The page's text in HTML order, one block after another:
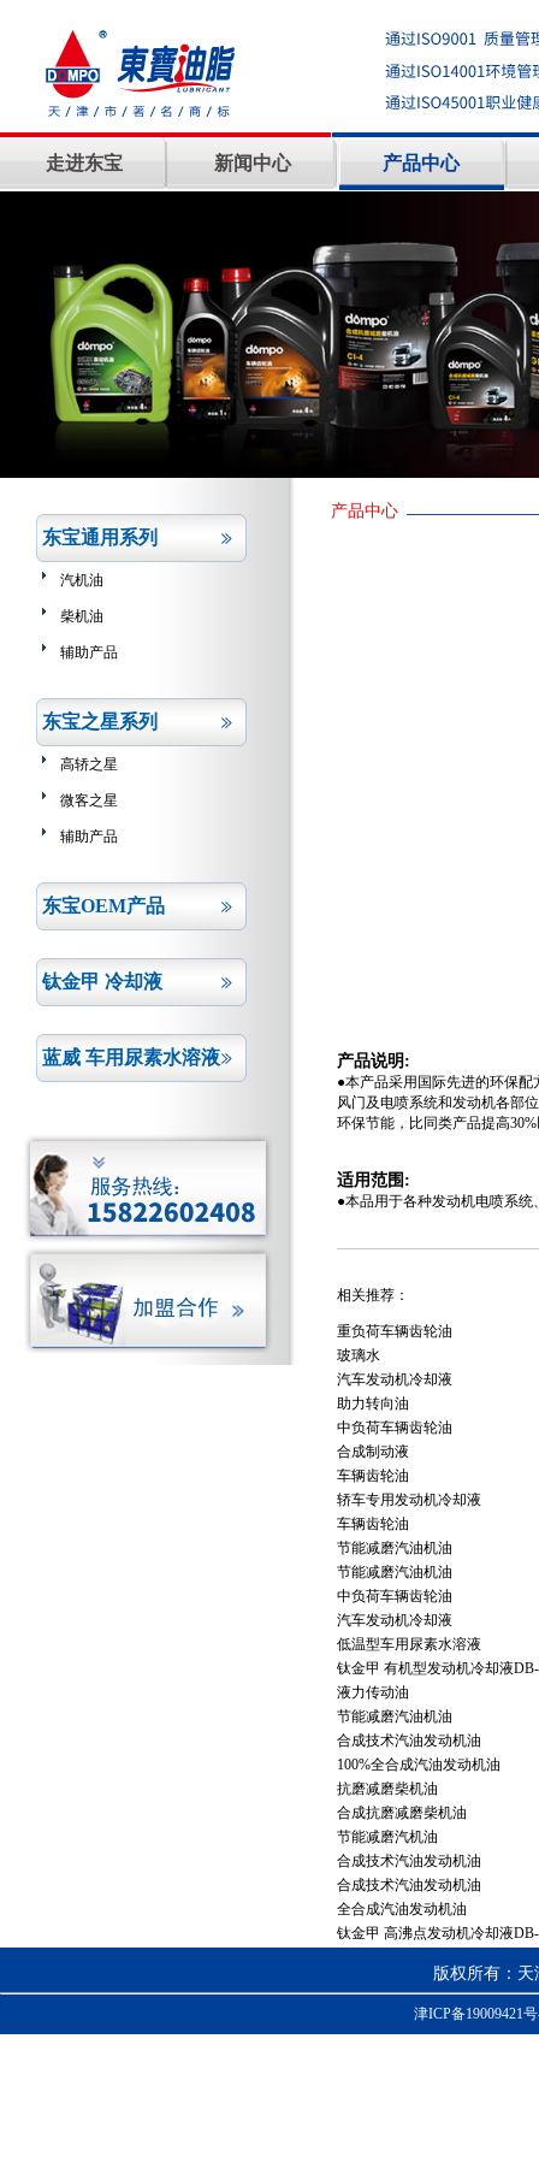
走进东宝 新闻中心 产品中心
东宝通用系列
汽机油
柴机油
辅助产品
东宝之星系列
高轿之星
微客之星
辅助产品
东宝OEM产品
钛金甲 冷却液
蓝威 车用尿素水溶液
产品中心
产品说明 :
●本产品采用国际先进的环保
风门及电喷系统和发动机各部
环保节能，比同类产品提高
适用范围:
●本品用于各种发动机电喷系
相关推荐：
重负荷车辆齿轮油
玻璃水
汽车发动机冷却液
助力转向油
中负荷车辆齿轮油
合成制动液
车辆齿轮油
轿车专用发动机冷却液
车辆齿轮油
节能减磨汽油机油
节能减磨汽油机油
中负荷车辆齿轮油
汽车发动机冷却液
低温型车用尿素水溶液
钛金甲 有机型发动机冷却液
液力传动油
节能减磨汽油机油
合成技术汽油发动机油
100%全合成汽油发动机油
抗磨减磨柴机油
合成抗磨减磨柴机油
节能减磨汽机油
合成技术汽油发动机油
合成技术汽油发动机油
全合成汽油发动机油
钛金甲 高沸点发动机冷却液
版权所有：
津ICP备19009421